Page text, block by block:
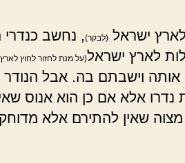
ישראל (לבקר), נחשב כנדרי
לארץ ישראל(על מנת לחזור לחוץ
וישבתם בה. אבל הנודר
נדרו אלא אם כן הוא אנוס
מצוה שאין להתירם אלא